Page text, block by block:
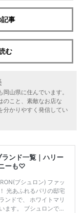
事
む
山県に住んでいます。
のこと、素敵なお店な
分かりやすく発信してい
ンド一覧｜ハリー
ーも♡
ブシュロン) ファッ
光あふれるパリの邸宅
ンドで、 ホワイトマリ
ます。 ブシュロンで特